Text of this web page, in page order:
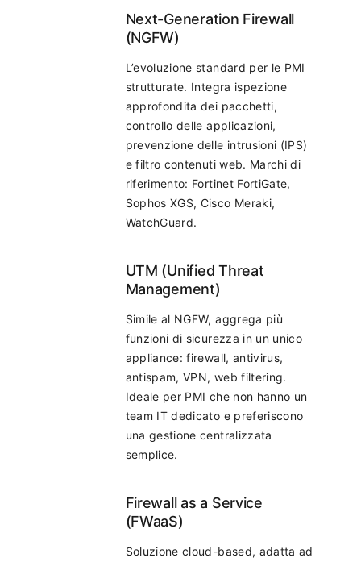
Next-Generation Firewall
(NGFW)
L’evoluzione standard per le PMI
strutturate. Integra ispezione
approfondita dei pacchetti,
controllo delle applicazioni,
prevenzione delle intrusioni (IPS)
e filtro contenuti web. Marchi di
riferimento: Fortinet FortiGate,
Sophos XGS, Cisco Meraki,
WatchGuard.
UTM (Unified Threat
Management)
Simile al NGFW, aggrega più
funzioni di sicurezza in un unico
appliance: firewall, antivirus,
antispam, VPN, web filtering.
Ideale per PMI che non hanno un
team IT dedicato e preferiscono
una gestione centralizzata
semplice.
Firewall as a Service
(FWaaS)
Soluzione cloud-based, adatta ad